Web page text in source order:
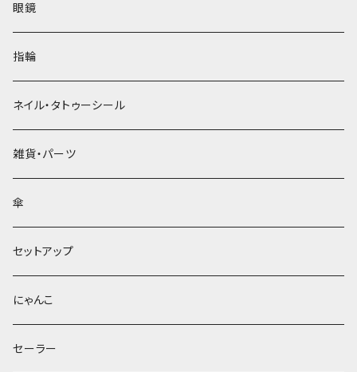
眼鏡
指輪
ネイル・タトゥーシール
雑貨・パーツ
傘
セットアップ
にゃんこ
セーラー